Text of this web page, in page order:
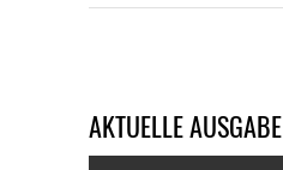
AKTUELLE AUSGABE